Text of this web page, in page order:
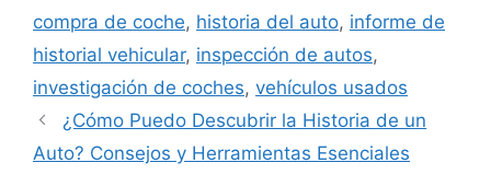
compra de coche, historia del auto, informe de
historial vehicular, inspección de autos,
investigación de coches, vehículos usados
¿Cómo Puedo Descubrir la Historia de un
Auto? Consejos y Herramientas Esenciales